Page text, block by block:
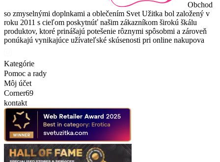
Obchod
so zmyselnými doplnkami a oblečením Svet Užitka bol založený v
roku 2011 s cieľom poskytnúť našim zákazníkom širokú škálu
produktov, ktoré prinášajú potešenie rôznymi spôsobmi a zároveň
ponúkajú vynikajúce užívateľské skúsenosti pri online nakupova
Kategórie
Pomoc a rady
Môj účet
Corner69
kontakt